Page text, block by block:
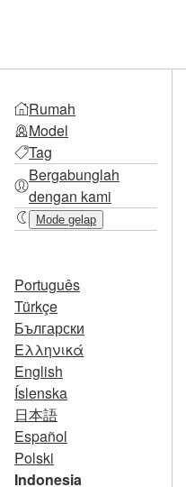
Rumah
Model
Tag
Bergabunglah
dengan kami
Mode gelap
Português
Türkçe
Български
Ελληνικά
English
Íslenska
日本語
Español
Polski
Indonesia